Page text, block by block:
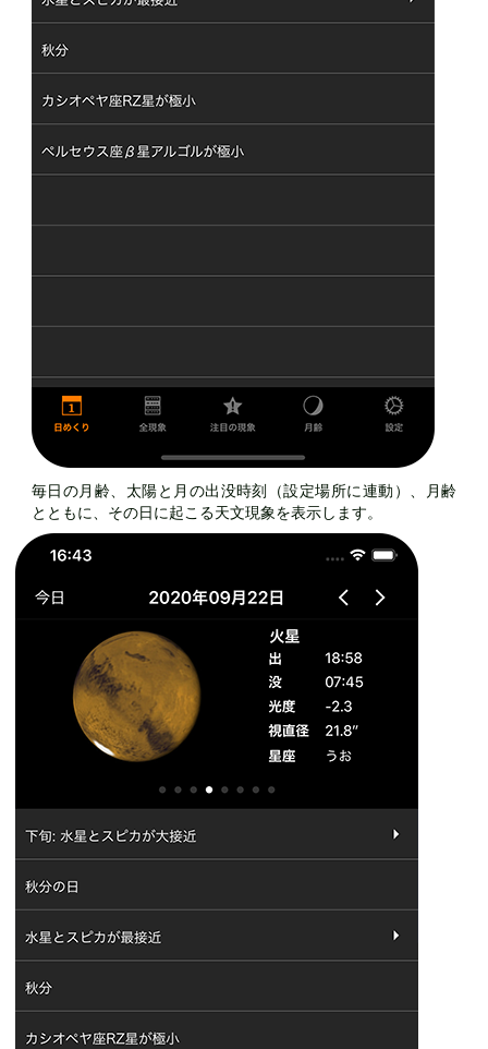
毎日の月齢、太陽と月の出没時刻（設定場所に連動）、月齢
とともに、その日に起こる天文現象を表示します。